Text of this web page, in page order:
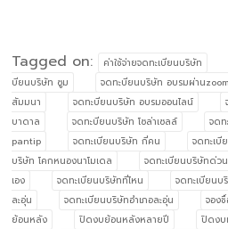
Tagged on: ค่าใช้จ่ายจดทะเบียนบริษัท
บียนบริษัท ซูม
จดทะบียนบริษัท อบรมผ่านzoom
สัมมนา
จดทะบียนบริษัท อบรมออนไลน์
บาดาล
จดทะบียนบริษัท โซล่าเซลล์ จดท
pantip
จดทะเบียนบริษัท กี่คน จดทะเ
บริษัท โคกหนองนาโมเดล
จดทะเบียนบริษัทด่วน
เอง
จดทะเบียนบริษัทที่ไหน จดทะเบียนบ
ละอุ่น
จดทะเบียนบริษัทอำเภอละอุ่น จอง
ย้อนหลัง
ปิดงบย้อนหลังหลายปี ปิดงบ